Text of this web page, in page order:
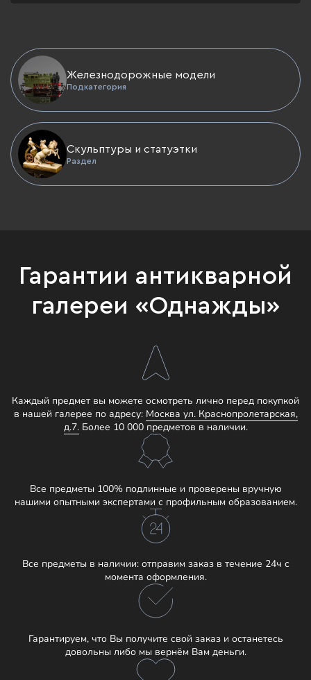
Железнодорожные модели
Подкатегория
Скульптуры и статуэтки
Раздел
Гарантии антикварной
галереи «Однажды»
Каждый предмет вы можете осмотреть лично перед покупкой
в нашей галерее по адресу: Москва ул. Краснопролетарская,
д.7.Более 10 000 предметов в наличии.
Все предметы 100% подлинные и проверены вручную
нашими опытными экспертами с профильным образованием.
Все предметы в наличии: отправим заказ в течение 24ч с
момента оформления.
Гарантируем, что Вы получите свой заказ и останетесь
довольны либо мы вернём Вам деньги.